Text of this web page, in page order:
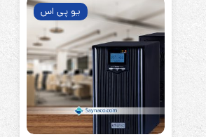
باتری 6 ولت
باتری 12 ولت
باتری لیتیوم
باتری نیکل کادمیوم
باتری نیکل متال هیدرید
باتری آلکالاین
یو پی اس